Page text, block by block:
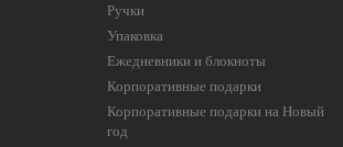
Ручки
Упаковка
Ежедневники и блокноты
Корпоративные подарки
Корпоративные подарки на Новый
год